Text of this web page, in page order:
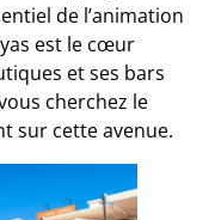
de l’animation
est le cœur
et ses bars
cherchez le
sur cette avenue.